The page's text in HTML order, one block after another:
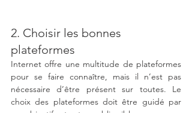
2. Choisir les bonnes
plateformes
Internet offre une multitude de plateformes
pour se faire connaître, mais il n’est pas
nécessaire d’être présent sur toutes. Le
choix des plateformes doit être guidé par